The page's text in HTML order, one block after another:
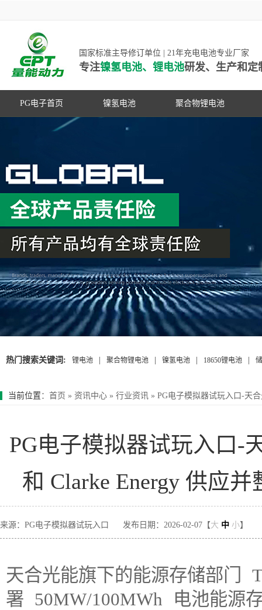
国家标准主导修订单位 | 21年充电电池专业厂家
专注镍氢电池、锂电池研发、生产和定
PG电子首页 镍氢电池 聚合物锂电池
高容量镍氢电池
超低自放电镍氢电池
动力镍氢电池
常规镍氢电池
PG游戏官网是镍氢电池国家标准主导
修订单位，并参与多项锂电池行业国
家标准的制定
热门搜索关键词: 锂电池 聚合物锂电池 镍氢电池 18650锂电池
当前位置 ： 首页 » 资讯中心 » 行业资讯 » PG电子模拟器试玩入口-天
PG电子模拟器试玩入口-
和 Clarke Energy 供应
来源：PG电子模拟器试玩入口 发布日期：2026-02-07【大 中 小】
天合光能旗下的能源存储部门
署 50MW/100MWh 电池能源